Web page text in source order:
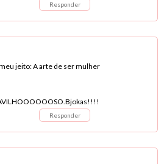
Responder
jeito: A arte de ser mulher
Responder